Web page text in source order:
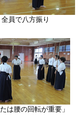
全員で八方振り
は腰の回転が重要」